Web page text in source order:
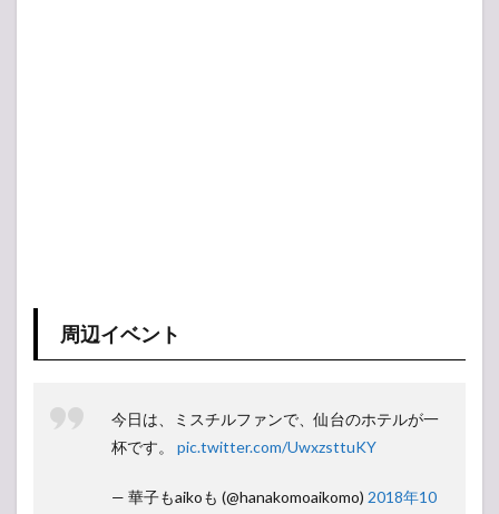
周辺イベント
今日は、ミスチルファンで、仙台のホテルが一
杯です。 pic.twitter.com/UwxzsttuKY
— 華子もaikoも (@hanakomoaikomo) 2018年10